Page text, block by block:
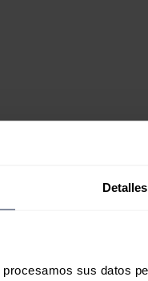
Detalles
procesamos sus datos